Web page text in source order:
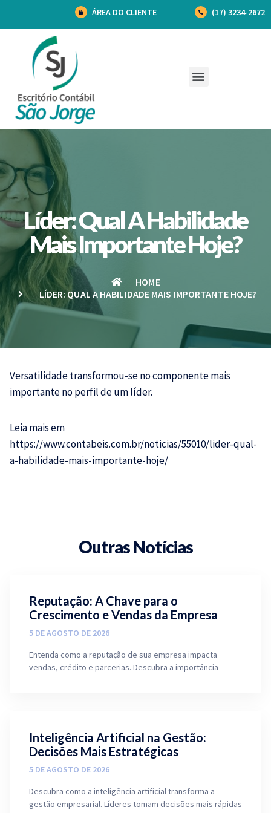
ÁREA DO CLIENTE (17) 3234-2672
Líder: Qual A Habilidade
Mais Importante Hoje?
HOME
LÍDER: QUAL A HABILIDADE MAIS IMPORTANTE HOJE?
Versatilidade transformou-se no componente mais
importante no perfil de um líder.
Leia mais em
https://www.contabeis.com.br/noticias/55010/lider-qual-
a-habilidade-mais-importante-hoje/
Outras Notícias
Reputação: A Chave para o
Crescimento e Vendas da Empresa
5 DE AGOSTO DE 2026
Entenda como a reputação de sua empresa impacta
vendas, crédito e parcerias. Descubra a importância
Inteligência Artificial na Gestão:
Decisões Mais Estratégicas
5 DE AGOSTO DE 2026
Descubra como a inteligência artificial transforma a
gestão empresarial. Líderes tomam decisões mais rápidas